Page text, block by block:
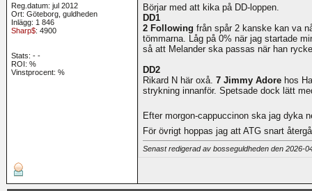
Reg.datum: jul 2012
Ort: Göteborg, guldheden
Inlägg: 1 846
Sharp$: 4900
Stats: - -
ROI: %
Vinstprocent: %
Börjar med att kika på DD-loppen.
DD1
2 Following från spår 2 kanske kan va
tömmarna. Låg på 0% när jag startade
så att Melander ska passas när han
DD2
Rikard N här oxå. 7 Jimmy Adore hos
strykning innanför. Spetsade dock lätt
Efter morgon-cappuccinon ska jag dyka
För övrigt hoppas jag att ATG snart
Senast redigerad av bosseguldheden den 2026-